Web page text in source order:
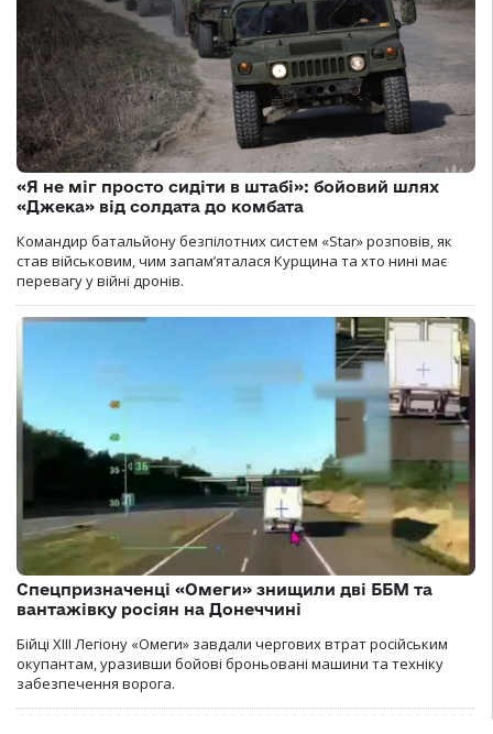
«Я не міг просто сидіти в штабі»: бойовий шлях
«Джека» від солдата до комбата
Командир батальйону безпілотних систем «Star» розповів, як
став військовим, чим запам’яталася Курщина та хто нині має
перевагу у війні дронів.
Спецпризначенці «Омеги» знищили дві ББМ та
вантажівку росіян на Донеччині
Бійці ХІІІ Легіону «Омеги» завдали чергових втрат російським
окупантам, уразивши бойові броньовані машини та техніку
забезпечення ворога.